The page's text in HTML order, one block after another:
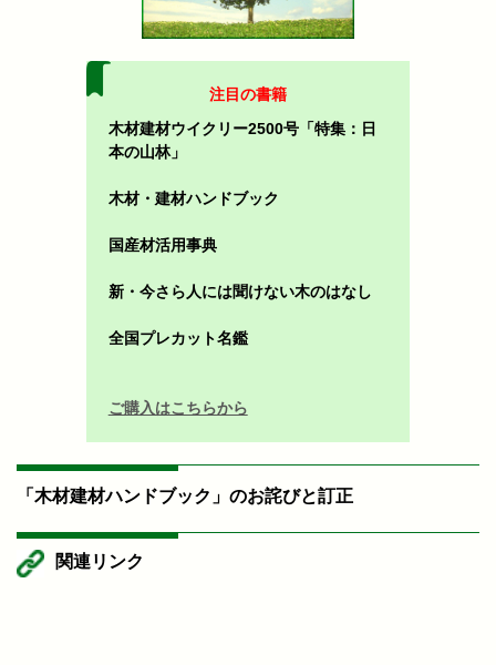
注目の書籍
木材建材ウイクリー2500号「特集：日
本の山林」
木材・建材ハンドブック
国産材活用事典
新・今さら人には聞けない木のはなし
全国プレカット名鑑
ご購入はこちらから
「木材建材ハンドブック」のお詫びと訂正
関連リンク